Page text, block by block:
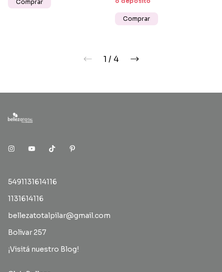
Comprar
1 / 4
5491131614116
1131614116
bellezatotalpilar@gmail.com
Bolivar 257
¡Visitá nuestro Blog!